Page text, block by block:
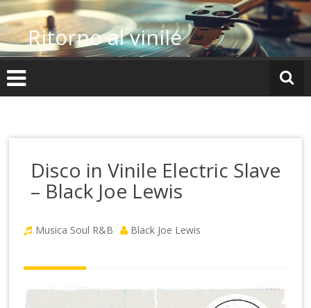
Vai
al
contenutoRitorno al vinile
Disco in Vinile Electric Slave
– Black Joe Lewis
Musica Soul R&B Black Joe Lewis